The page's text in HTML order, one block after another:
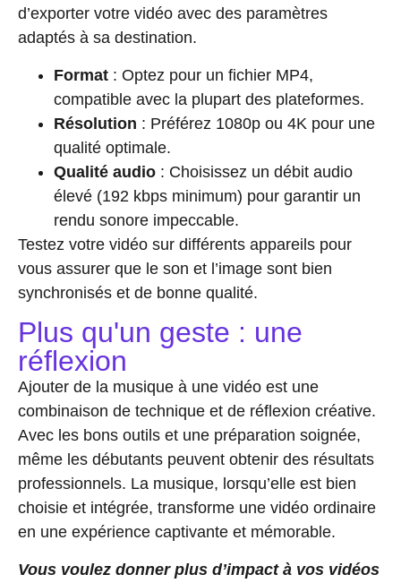
d’exporter votre vidéo avec des paramètres
adaptés à sa destination.
Format : Optez pour un fichier MP4,
compatible avec la plupart des plateformes.
Résolution : Préférez 1080p ou 4K pour une
qualité optimale.
Qualité audio : Choisissez un débit audio
élevé (192 kbps minimum) pour garantir un
rendu sonore impeccable.
Testez votre vidéo sur différents appareils pour
vous assurer que le son et l’image sont bien
synchronisés et de bonne qualité.
Plus qu'un geste : une
réflexion
Ajouter de la musique à une vidéo est une
combinaison de technique et de réflexion créative.
Avec les bons outils et une préparation soignée,
même les débutants peuvent obtenir des résultats
professionnels. La musique, lorsqu’elle est bien
choisie et intégrée, transforme une vidéo ordinaire
en une expérience captivante et mémorable.
Vous voulez donner plus d’impact à vos vidéos